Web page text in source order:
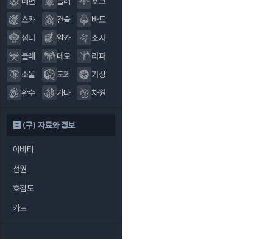
스카
건슬
바드
섬너
알카
소서
블레
데모
리퍼
소울
도화
기상
환수
가나 차원
(구) 자료와 정보
아바타
선원
호감도
카드